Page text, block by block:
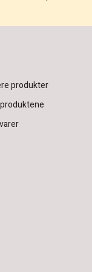
produkter